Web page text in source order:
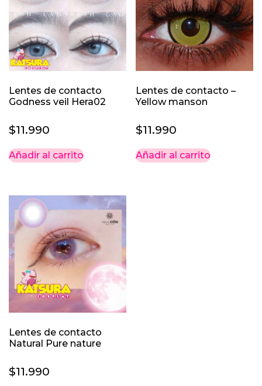
Lentes de contacto
Godness veil Hera02
$11.990
Añadir al carrito
Lentes de contacto –
Yellow manson
$11.990
Añadir al carrito
Lentes de contacto
Natural Pure nature
$11.990